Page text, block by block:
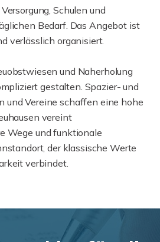
Schulen und
Bedarf. Das Angebot ist
verlässlich organisiert.
und Naherholung
gestalten. Spazier- und
und Vereine schaffen eine hohe
vereint
Wege und funktionale
der klassische Werte
verbindet.